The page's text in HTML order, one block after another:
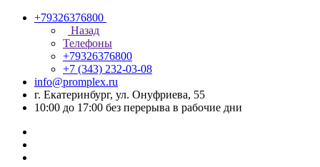
+79326376800
Назад
Телефоны
+79326376800
+7 (343) 232-03-08
info@promplex.ru
г. Екатеринбург, ул. Онуфриева, 55
10:00 до 17:00 без перерыва в рабочие дни